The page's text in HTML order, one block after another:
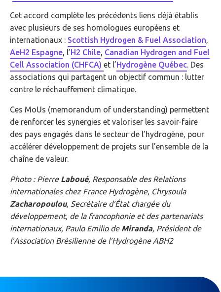
Cet accord complète les précédents liens déjà établis
avec plusieurs de ses homologues européens et
internationaux : Scottish Hydrogen & Fuel Association
AeH2 Espagne , l’H2 Chile Canadian Hydrogen and Fuel
Cell Association (CHFCA) et l’Hydrogène Québec . Des
associations qui partagent un objectif commun : lutter
contre le réchauffement climatique.
Ces MoUs (memorandum of understanding) permettent
de renforcer les synergies et valoriser les savoir-faire
des pays engagés dans le secteur de l’hydrogène, pour
accélérer développement de projets sur l’ensemble de la
chaîne de valeur.
Photo : Pierre Laboué, Responsable des Relations
internationales chez France Hydrogène, Chrysoula
Zacharopoulou, Secrétaire d’État chargée du
développement, de la francophonie et des partenariats
internationaux, Paulo Emilio deMiranda, Président de
l’Association Brésilienne de l’Hydrogène ABH2